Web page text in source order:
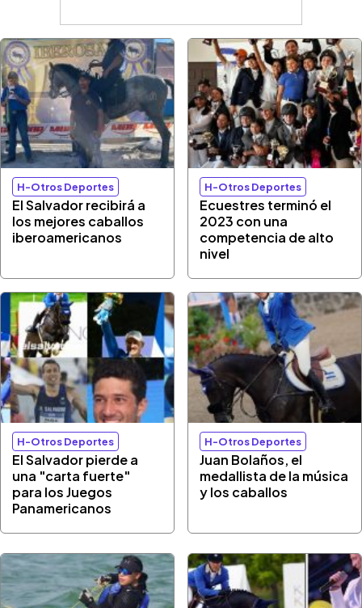
H-Otros Deportes
El Salvador recibirá a
los mejores caballos
iberoamericanos
H-Otros Deportes
Ecuestres terminó el
2023 con una
competencia de alto
nivel
H-Otros Deportes
El Salvador pierde a
una "carta fuerte"
para los Juegos
Panamericanos
H-Otros Deportes
Juan Bolaños, el
medallista de la música
y los caballos